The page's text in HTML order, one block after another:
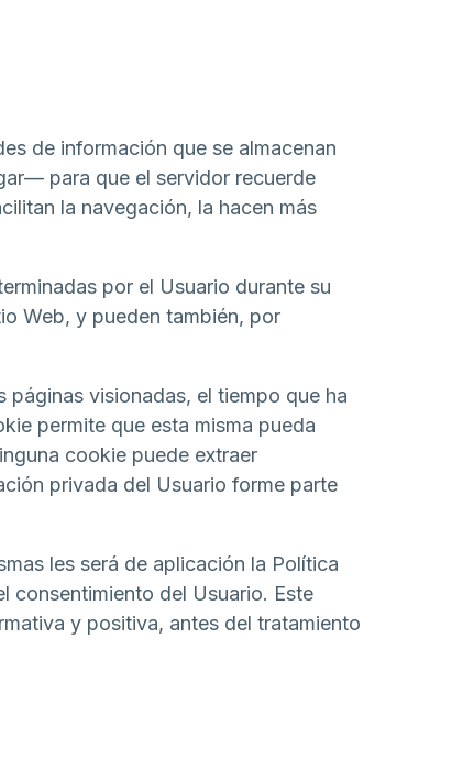
de información que se almacenan
para que el servidor recuerde
la navegación, la hacen más
por el Usuario durante su
Web, y pueden también, por
visionadas, el tiempo que ha
permite que esta misma pueda
cookie puede extraer
privada del Usuario forme parte
les será de aplicación la Política
consentimiento del Usuario. Este
y positiva, antes del tratamiento